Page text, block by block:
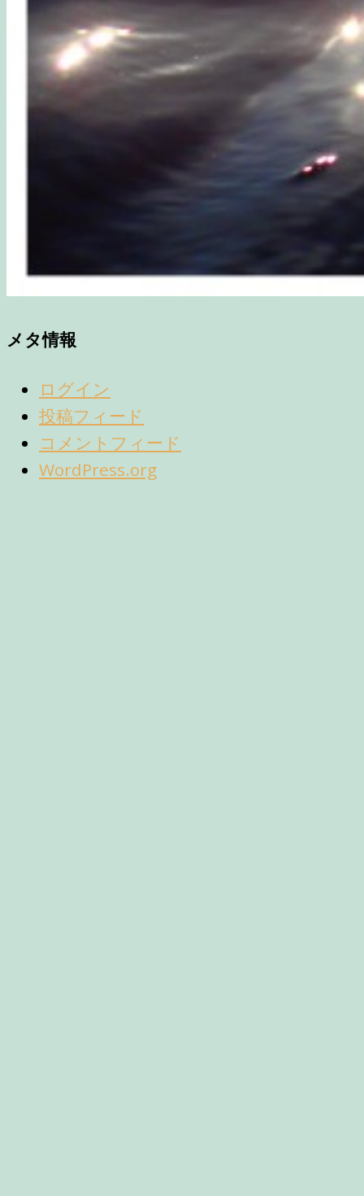
メタ情報
ログイン
投稿フィード
コメントフィード
WordPress.org